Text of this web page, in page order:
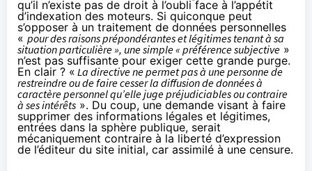
qu’il n’existe pas de droit à l’oubli face à l’appétit
d’indexation des moteurs. Si quiconque peut
s’opposer à un traitement de données personnelles
« pour des raisons prépondérantes et légitimes tenant à sa
situation particulière », une simple « préférence subjective »
n’est pas suffisante pour exiger cette grande purge.
En clair ? « La directive ne permet pas à une personne de
restreindre ou de faire cesser la diffusion de données à
caractère personnel qu’elle juge préjudiciables ou contraire
à ses intérêts ». Du coup, une demande visant à faire
supprimer des informations légales et légitimes,
entrées dans la sphère publique, serait
mécaniquement contraire à la liberté d’expression
de l’éditeur du site initial, car assimilé à une censure.